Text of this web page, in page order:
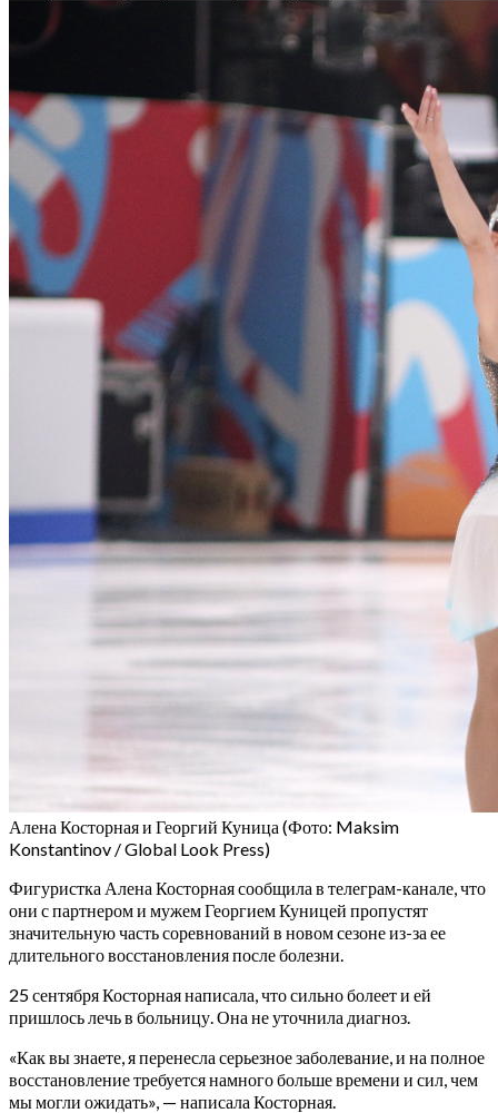
Алена Косторная и Георгий Куница (Фото: Maksim
Konstantinov / Global Look Press)
Фигуристка Алена Косторная сообщила в телеграм-канале, что
они с партнером и мужем Георгием Куницей пропустят
значительную часть соревнований в новом сезоне из-за ее
длительного восстановления после болезни.
25 сентября Косторная написала, что сильно болеет и ей
пришлось лечь в больницу. Она не уточнила диагноз.
«Как вы знаете, я перенесла серьезное заболевание, и на полное
восстановление требуется намного больше времени и сил, чем
мы могли ожидать», — написала Косторная.